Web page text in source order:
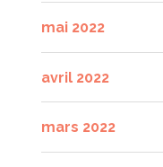
mai 2022
avril 2022
mars 2022